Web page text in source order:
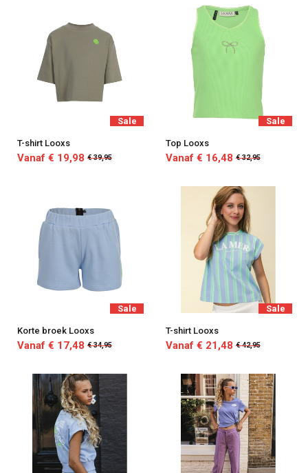
Sale
T-shirt Looxs
Vanaf € 19,98 € 39,95
Sale
Top Looxs
Vanaf € 16,48 € 32,95
Sale
Korte broek Looxs
Vanaf € 17,48 € 34,95
Sale
T-shirt Looxs
Vanaf € 21,48 € 42,95